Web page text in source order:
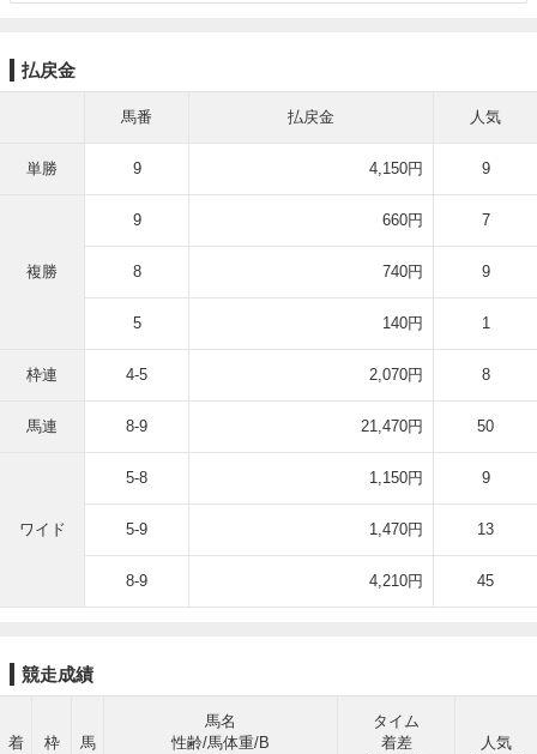
払戻金
馬番 払戻金 人気
単勝 9 4,150円 9
複勝
9 660円 7
8 740円 9
5 140円 1
枠連 4-5 2,070円 8
馬連 8-9 21,470円 50
ワイド
5-8 1,150円 9
5-9 1,470円 13
8-9 4,210円 45
競走成績
着
枠
馬
馬名
性齢/馬体重/B
タイム
着差
人気